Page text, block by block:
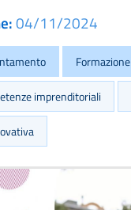
04/11/2024
Formazione
imprenditoriali